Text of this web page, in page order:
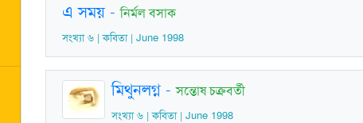
এ সময় -নির্মল বসাক
সংখ্যা ৬ | কবিতা | June 1998
মিথুনলগ্ন -সন্তোষ চক্রবর্তী
সংখ্যা ৬ | কবিতা | June 1998